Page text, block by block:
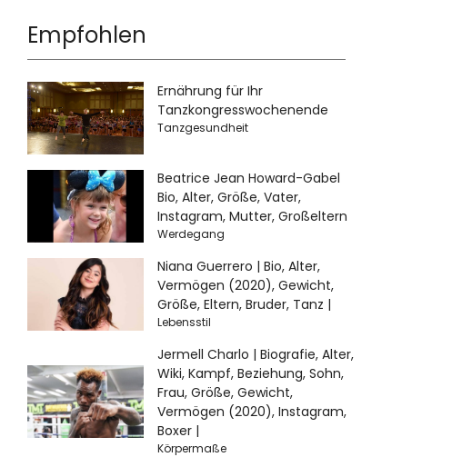
Empfohlen
Ernährung für Ihr
Tanzkongresswochenende
Tanzgesundheit
Beatrice Jean Howard-Gabel
Bio, Alter, Größe, Vater,
Instagram, Mutter, Großeltern
Werdegang
Niana Guerrero | Bio, Alter,
Vermögen (2020), Gewicht,
Größe, Eltern, Bruder, Tanz |
Lebensstil
Jermell Charlo | Biografie, Alter,
Wiki, Kampf, Beziehung, Sohn,
Frau, Größe, Gewicht,
Vermögen (2020), Instagram,
Boxer |
Körpermaße